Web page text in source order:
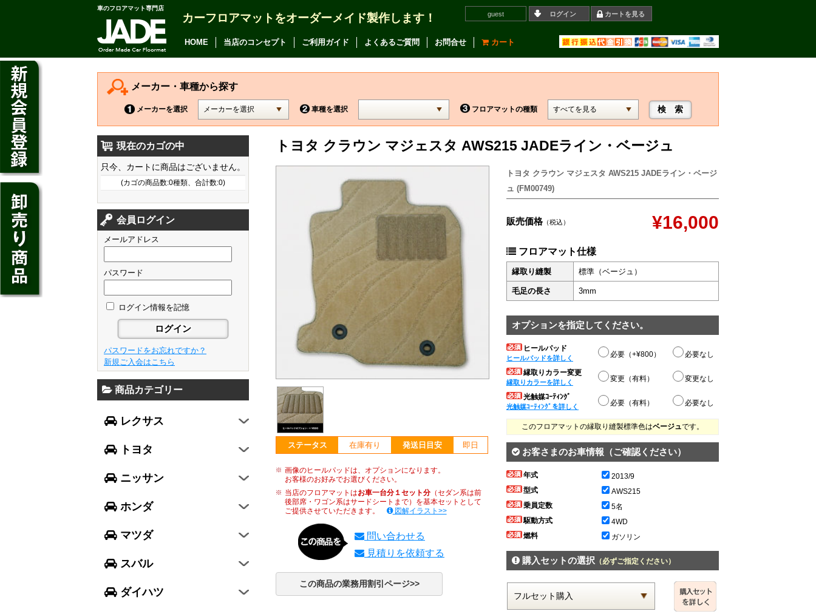
車のフロアマット専門店
カーフロアマットをオーダーメイド製作します！ guest ログイン カートを見る
HOME 当店のコンセプト ご利用ガイド よくあるご質問 お問合せ カート
メーカー・車種から探す
メーカーを選択 車種を選択 フロアマットの種類
トヨタ クラウン マジェスタ AWS215 JADEライン・ベージュ
ステータス 在庫有り 発送日目安 即日
画像のヒールパッドは、オプションになります。
お客様のお好みでお選びください。
当店のフロアマットはお車一台分１セット分（セダン系は前
後部席・ワゴン系はサードシートまで）を基本セットとして
ご提供させていただきます。
図解イラスト>>
問い合わせる
見積りを依頼する
この商品の業務用割引ページ>>
トヨタ クラウン マジェスタ AWS215 JADEライン・ベージ
ュ (FM00749)
販売価格（税込） ¥16,000
フロアマット仕様
縁取り縫製 標準（ベージュ）
毛足の長さ 3mm
オプションを指定してください。
ヒールパッド
ヒールパッドを詳しく 必要（+¥800） 必要なし
縁取りカラー変更
縁取りカラーを詳しく 変更（有料） 変更なし
光触媒ｺｰﾃｨﾝｸﾞ
光触媒ｺｰﾃｨﾝｸﾞを詳しく 必要（有料） 必要なし
このフロアマットの縁取り縫製標準色はベージュです。
お客さまのお車情報（ご確認ください）
年式
2013/9
型式
AWS215
乗員定数
5名
駆動方式
4WD
燃料
ガソリン
購入セットの選択（必ずご指定ください）
現在のカゴの中
只今、カートに商品はございません。
(カゴの商品数:0種類、合計数:0)
会員ログイン
メールアドレス
パスワード
ログイン情報を記憶
パスワードをお忘れですか？
新規ご入会はこちら
商品カテゴリー
レクサス
CT200h
HS250h
GS
GS F
NX
RX
LX570
RC
LC
トヨタ
アルファード
ヴェルファイア
カムリ
カローラ アクシオ
プレミオ
プリウス
SAI
クラウン アスリート
クラウン マジェスタ
クラウン ロイヤル
アベンシス
カローラ フィールダー
プリウスα
FJクルーザー
CH-R
ハリアー
86
ニッサン
デイズ
デイズ ルークス
ジューク
ノート
キューブ
セレナ
エルグランド
エクストレイル
ティアナ
スカイライン
GT-R
ホンダ
フィット
シャトル
ジェイド
フリード
N-ONE
N-BOX
N-BOX SLASH
N-BOX+
N-WGN
グレイス
ヴェゼル
マツダ
フレア
フレアワゴン
フレアクロスオーバー
キャロル
デミオ
アクセラ スポーツ
アテンザ ワゴン
CX-3
ビアンテ
スバル
レガシィ B4
レガシィ アウトバック
WRX S4
インプレッサ スポーツ
インプレッサ G4
エクシーガ クロスオーバー7
ダイハツ
ミラ イース
ミラ
ミラ ココア
ムーヴ キャンバス
タント
トール
スペーシア
ハスラー
エヴリィワゴン
スイフト
Aクラス